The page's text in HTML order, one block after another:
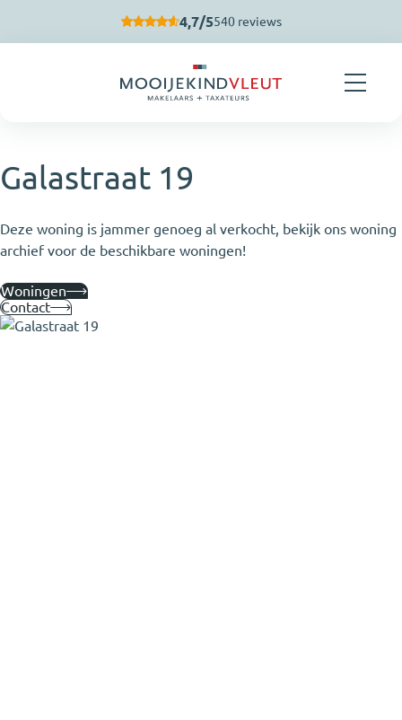
4,7/5540 reviews
Galastraat 19
Deze woning is jammer genoeg al verkocht, bekijk ons woning
archief voor de beschikbare woningen!
Woningen
Contact